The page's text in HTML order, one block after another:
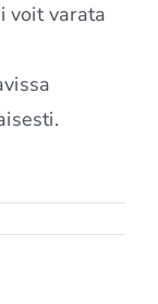
voit varata